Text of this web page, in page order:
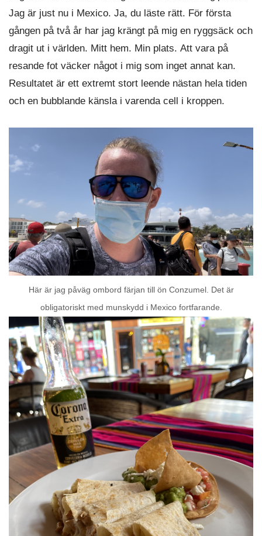
Jag är just nu i Mexico. Ja, du läste rätt. För första
gången på två år har jag krängt på mig en ryggsäck och
dragit ut i världen. Mitt hem. Min plats. Att vara på
resande fot väcker något i mig som inget annat kan.
Resultatet är ett extremt stort leende nästan hela tiden
och en bubblande känsla i varenda cell i kroppen.
Här är jag påväg ombord färjan till ön Conzumel. Det är
obligatoriskt med munskydd i Mexico fortfarande.